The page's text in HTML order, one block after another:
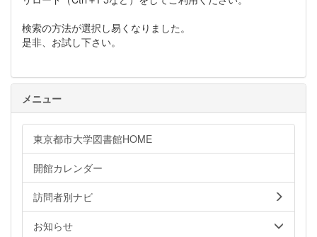
検索の方法が選択し易くなりました。
是非、お試し下さい。
メニュー
東京都市大学図書館HOME
開館カレンダー
訪問者別ナビ
お知らせ